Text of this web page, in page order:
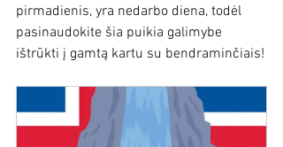
pirmadienis, yra nedarbo diena, todėl
pasinaudokite šia puikia galimybe
ištrūkti į gamtą kartu su bendraminčiais!